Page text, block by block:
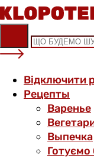
Skip
to
content
Відключити
Рецепты
Варенье
Выпечка
Готуємо